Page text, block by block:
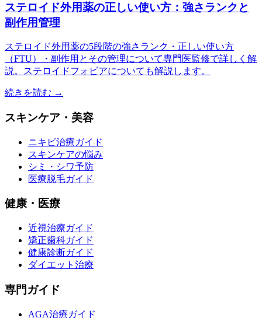
ステロイド外用薬の正しい使い方：強さランクと
副作用管理
ステロイド外用薬の5段階の強さランク・正しい使い方
（FTU）・副作用とその管理について専門医監修で詳しく解
説。ステロイドフォビアについても解説します。
続きを読む →
スキンケア・美容
ニキビ治療ガイド
スキンケアの悩み
シミ・シワ予防
医療脱毛ガイド
健康・医療
近視治療ガイド
矯正歯科ガイド
健康診断ガイド
ダイエット治療
専門ガイド
AGA治療ガイド